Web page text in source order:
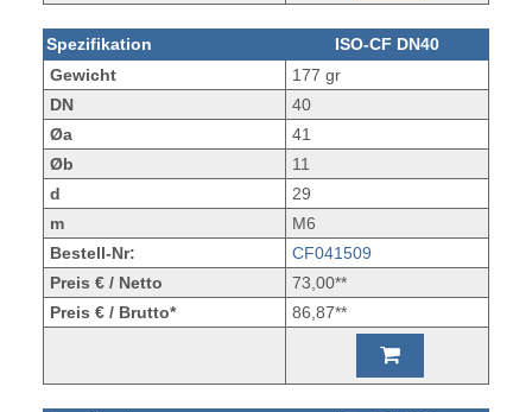
Spezifikation
ISO-CF DN40
Gewicht
177 gr
DN
40
Øa
41
Øb
11
d
29
m
M6
Bestell-Nr:
CF041509
Preis € / Netto
73,00**
Preis € / Brutto*
86,87**